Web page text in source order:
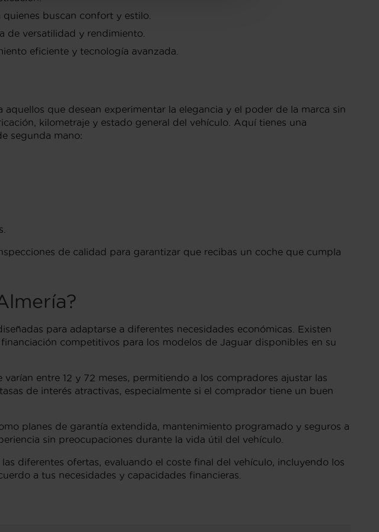
buscan confort y estilo.
de versatilidad y rendimiento.
eficiente y tecnología avanzada.
que desean experimentar la elegancia y el poder de la marca sin
kilometraje y estado general del vehículo. Aquí tienes una
segunda mano:
de calidad para garantizar que recibas un coche que cumpla
para adaptarse a diferentes necesidades económicas. Existen
competitivos para los modelos de Jaguar disponibles en su
entre 12 y 72 meses, permitiendo a los compradores ajustar las
de interés atractivas, especialmente si el comprador tiene un buen
planes de garantía extendida, mantenimiento programado y seguros a
sin preocupaciones durante la vida útil del vehículo.
diferentes ofertas, evaluando el coste final del vehículo, incluyendo los
a tus necesidades y capacidades financieras.